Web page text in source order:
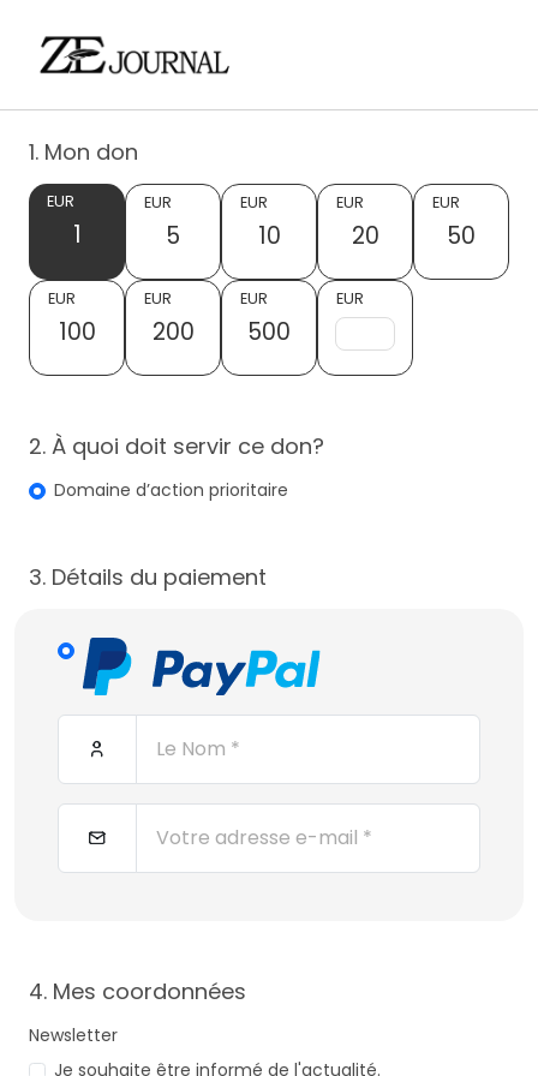
1. Mon don
EUR
1
EUR
5
EUR
10
EUR
20
EUR
50
EUR
100
EUR
200
EUR
500
EUR
2. À quoi doit servir ce don?
Domaine d’action prioritaire
3. Détails du paiement
4. Mes coordonnées
Newsletter
Je souhaite être informé de l'actualité.